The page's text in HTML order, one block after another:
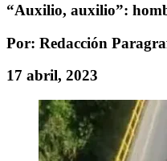
“Auxilio, auxilio”:
Por: Redacción
17 abril, 2023